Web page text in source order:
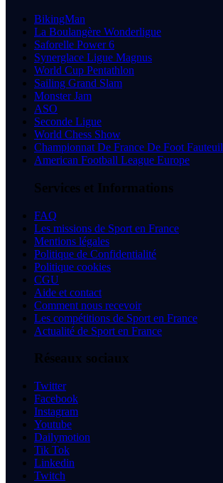
BikingMan
La Boulangère Wonderligue
Saforelle Power 6
Synerglace Ligue Magnus
World Cup Pentathlon
Sailing Grand Slam
Monster Jam
ASO
Seconde Ligue
World Chess Show
Championnat De France De Foot Fauteuil
American Football League Europe
Services et Informations
FAQ
Les missions de Sport en France
Mentions légales
Politique de Confidentialité
Politique cookies
CGU
Aide et contact
Comment nous recevoir
Les compétitions de Sport en France
Actualité de Sport en France
Réseaux sociaux
Twitter
Facebook
Instagram
Youtube
Dailymotion
Tik Tok
Linkedin
Twitch